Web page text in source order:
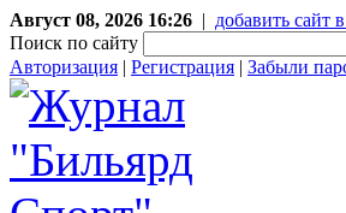
Август 08, 2026 16:26 | добавить сайт
Поиск по сайту
Авторизация | Регистрация | Забыли